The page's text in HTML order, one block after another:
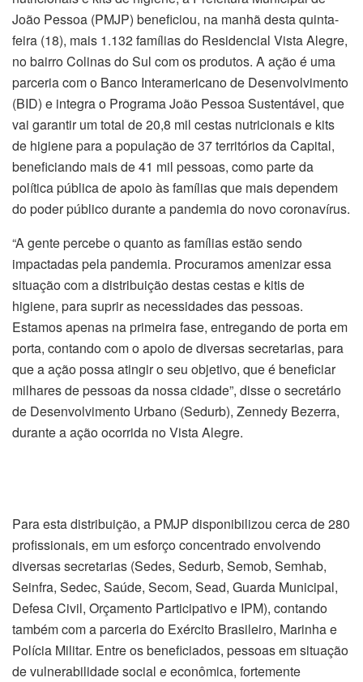
João Pessoa (PMJP) beneficiou, na manhã desta quinta-
feira (18), mais 1.132 famílias do Residencial Vista Alegre,
no bairro Colinas do Sul com os produtos. A ação é uma
parceria com o Banco Interamericano de Desenvolvimento
(BID) e integra o Programa João Pessoa Sustentável, que
vai garantir um total de 20,8 mil cestas nutricionais e kits
de higiene para a população de 37 territórios da Capital,
beneficiando mais de 41 mil pessoas, como parte da
política pública de apoio às famílias que mais dependem
do poder público durante a pandemia do novo coronavírus.
“A gente percebe o quanto as famílias estão sendo
impactadas pela pandemia. Procuramos amenizar essa
situação com a distribuição destas cestas e kitis de
higiene, para suprir as necessidades das pessoas.
Estamos apenas na primeira fase, entregando de porta em
porta, contando com o apoio de diversas secretarias, para
que a ação possa atingir o seu objetivo, que é beneficiar
milhares de pessoas da nossa cidade”, disse o secretário
de Desenvolvimento Urbano (Sedurb), Zennedy Bezerra,
durante a ação ocorrida no Vista Alegre.
Para esta distribuição, a PMJP disponibilizou cerca de 280
profissionais, em um esforço concentrado envolvendo
diversas secretarias (Sedes, Sedurb, Semob, Semhab,
Seinfra, Sedec, Saúde, Secom, Sead, Guarda Municipal,
Defesa Civil, Orçamento Participativo e IPM), contando
também com a parceria do Exército Brasileiro, Marinha e
Polícia Militar. Entre os beneficiados, pessoas em situação
de vulnerabilidade social e econômica, fortemente